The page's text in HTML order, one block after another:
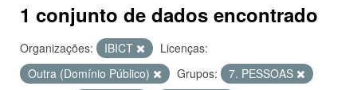
1 conjunto de dados encontrado
Organizações: IBICT
Licenças:
Outra (Domínio Público)
Grupos:
7. PESSOAS